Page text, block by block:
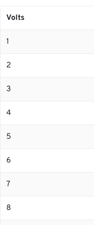
Volts
1
2
3
4
5
6
7
8